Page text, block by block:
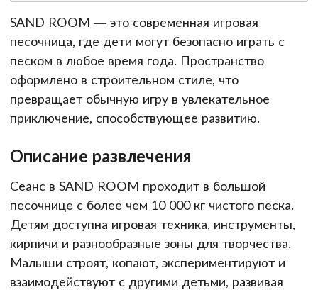
SAND ROOM — это современная игровая
песочница, где дети могут безопасно играть с
песком в любое время года. Пространство
оформлено в строительном стиле, что
превращает обычную игру в увлекательное
приключение, способствующее развитию.
Описание развлечения
Сеанс в SAND ROOM проходит в большой
песочнице с более чем 10 000 кг чистого песка.
Детям доступна игровая техника, инструменты,
кирпичи и разнообразные зоны для творчества.
Малыши строят, копают, экспериментируют и
взаимодействуют с другими детьми, развивая